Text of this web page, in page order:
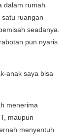
dalam rumah
ruangan
seadanya.
pun nyaris
anak saya bisa
menerima
maupun
menyentuh